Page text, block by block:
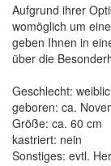
Aufgrund ihrer
womöglich um
geben Ihnen in
über die
Geschlecht:
geboren: ca.
Größe: ca. 60 cm
kastriert: nein
Sonstiges: evtl.